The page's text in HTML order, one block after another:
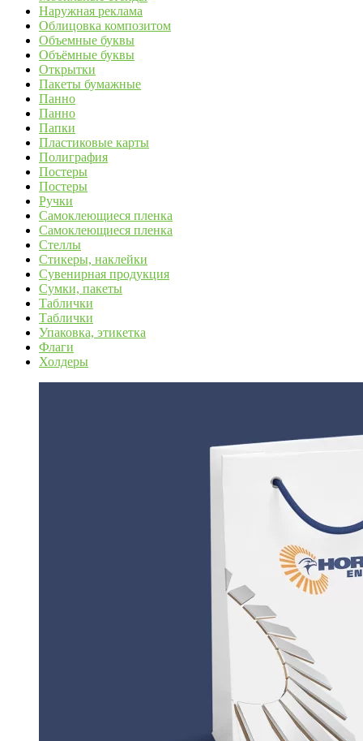
Наружная реклама
Облицовка композитом
Объемные буквы
Объёмные буквы
Открытки
Пакеты бумажные
Панно
Панно
Папки
Пластиковые карты
Полиграфия
Постеры
Постеры
Ручки
Самоклеющиеся пленка
Самоклеющиеся пленка
Стеллы
Стикеры, наклейки
Сувенирная продукция
Сумки, пакеты
Таблички
Таблички
Упаковка, этикетка
Флаги
Холдеры